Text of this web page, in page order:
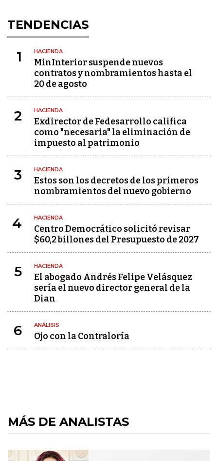
TENDENCIAS
1 HACIENDA
MinInterior suspende nuevos
contratos y nombramientos hasta el
20 de agosto
2 HACIENDA
Exdirector de Fedesarrollo califica
como "necesaria" la eliminación de
impuesto al patrimonio
3 HACIENDA
Estos son los decretos de los primeros
nombramientos del nuevo gobierno
4 HACIENDA
Centro Democrático solicitó revisar
$60,2 billones del Presupuesto de 2027
5 HACIENDA
El abogado Andrés Felipe Velásquez
sería el nuevo director general de la
Dian
6 ANÁLISIS
Ojo con la Contraloría
MÁS DE ANALISTAS